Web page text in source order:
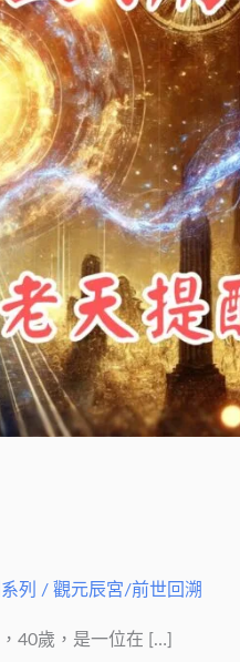
列 / 觀元辰宮/前世回溯
40歲，是一位在 […]